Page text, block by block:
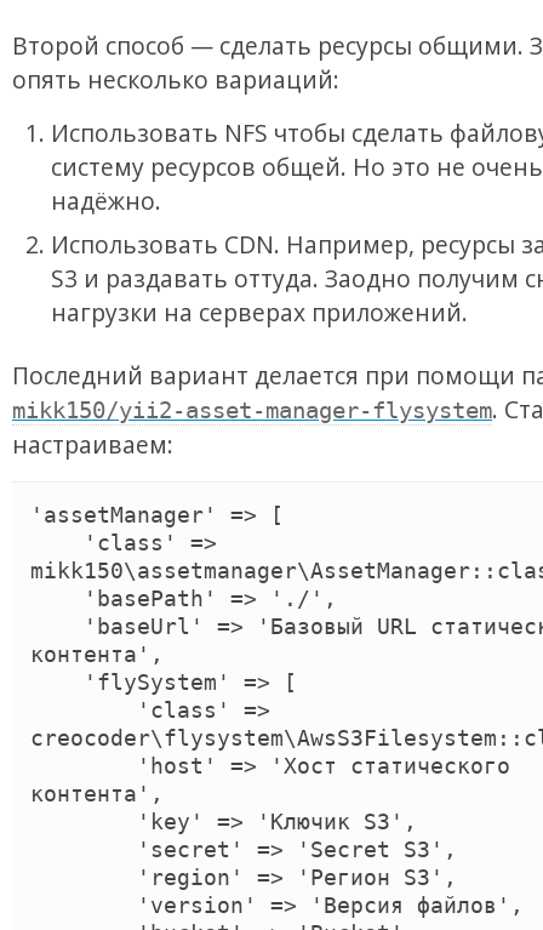
Второй способ — сделать ресурсы общими.
опять несколько вариаций:
Использовать NFS чтобы сделать
систему ресурсов общей. Но это не
надёжно.
Использовать CDN. Например, ресурсы
S3 и раздавать оттуда. Заодно получим
нагрузки на серверах приложений.
Последний вариант делается при помощи
mikk150/yii2-asset-manager-flysystem.
настраиваем:
'assetManager' => [
контента',
контента',